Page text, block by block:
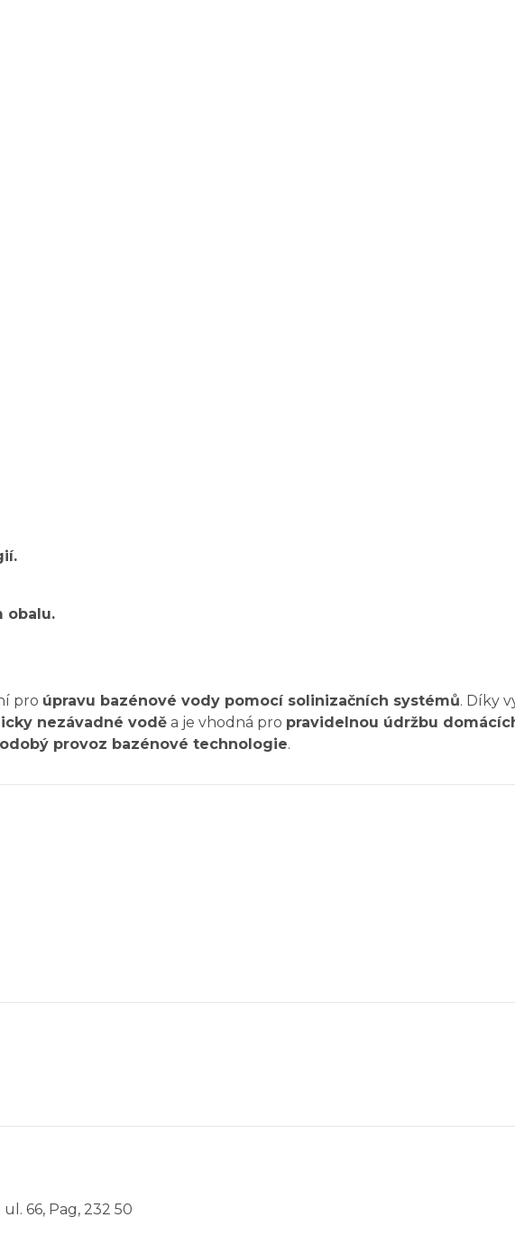
obalu.
pro úpravu bazénové vody pomocí solinizačních systémů. Díky
nezávadné vodě a je vhodná pro pravidelnou údržbu
provoz bazénové technologie.
ul. 66, Pag, 232 50